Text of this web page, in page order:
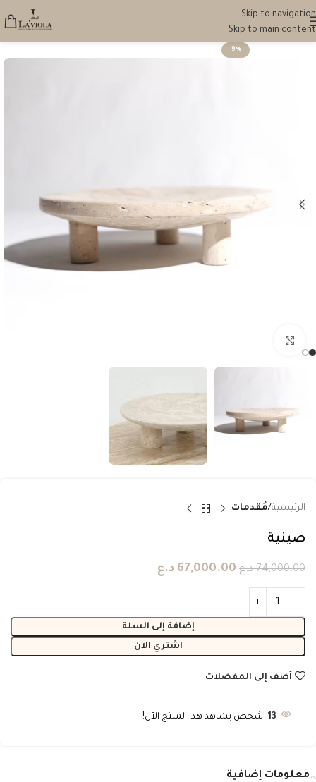
Skip to navigation
Skip to main content
-9%
الرئيسية مُقدمات
صينية
74,000.00 د.ع 67,000.00 د.ع
إضافة إلى السلة
اشتري الآن
أضف إلى المفضلات
13 شخص يشاهد هذا المنتج الآن!
معلومات إضافية